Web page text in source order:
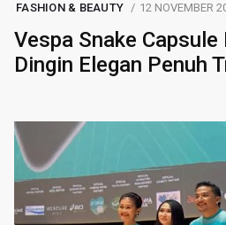
FASHION & BEAUTY 12 NOVEMBER
Vespa Snake
Dingin Elegan Penuh